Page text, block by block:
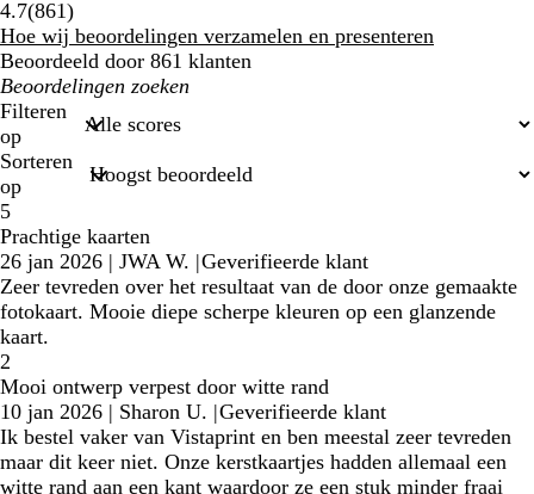
4.7(861861
klantbeoordelingen
)
Hoe wij beoordelingen verzamelen en presenteren
Beoordeeld door 861 klanten
Mijn
zoekopdrachten
Filteren
op
Sorteren
op
5
Prachtige kaarten
26 jan 2026 | JWA W. |Geverifieerde klant
Zeer tevreden over het resultaat van de door onze gemaakte
fotokaart. Mooie diepe scherpe kleuren op een glanzende
kaart.
2
Mooi ontwerp verpest door witte rand
10 jan 2026 | Sharon U. |Geverifieerde klant
Ik bestel vaker van Vistaprint en ben meestal zeer tevreden
maar dit keer niet. Onze kerstkaartjes hadden allemaal een
witte rand aan een kant waardoor ze een stuk minder fraai